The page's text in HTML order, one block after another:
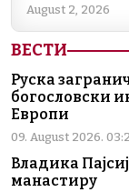
August 2, 2026
ВЕСТИ
Руска
богословски
Европи
09. August 2026.
Владика
манастиру